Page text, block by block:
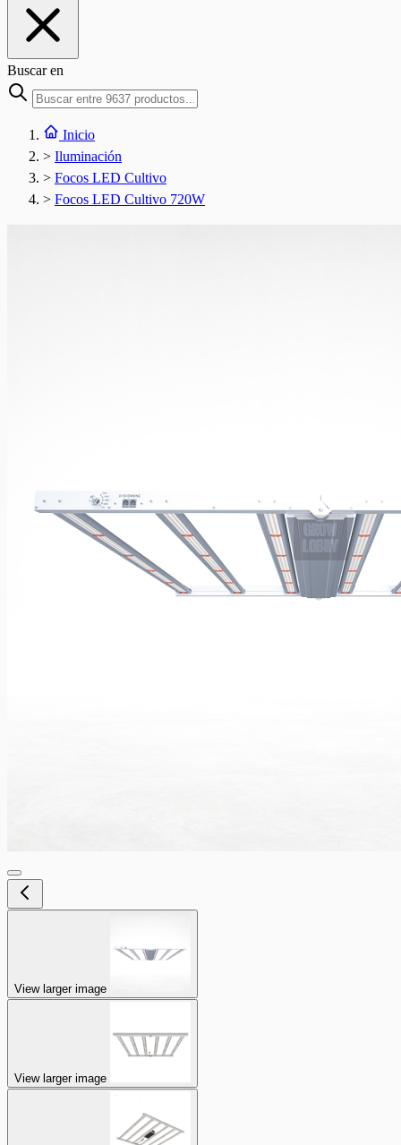
Buscar en
Inicio
> Iluminación
> Focos LED Cultivo
> Focos LED Cultivo 720W
View larger image
View larger image